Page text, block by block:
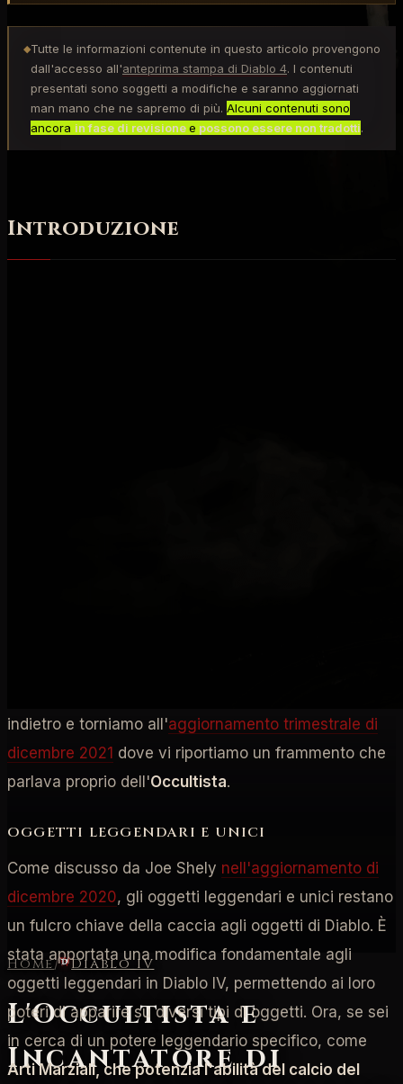
Home/ Diablo IV
L'Occultista e
Incantatore di
◆Tutte le informazioni contenute in questo articolo provengono
dall'accesso all'anteprima stampa di Diablo 4. I contenuti
presentati sono soggetti a modifiche e saranno aggiornati
man mano che ne sapremo di più. Alcuni contenuti sono
ancora in fase di revisionee possono essere non tradotti.
Introduzione
indietro e torniamo all'aggiornamento trimestrale di
dicembre 2021 dove vi riportiamo un frammento che
parlava proprio dell'Occultista.
OGGETTI LEGGENDARI E UNICI
Come discusso da Joe Shely nell'aggiornamento di
dicembre 2020, gli oggetti leggendari e unici restano
un fulcro chiave della caccia agli oggetti di Diablo. È
stata apportata una modifica fondamentale agli
oggetti leggendari in Diablo IV, permettendo ai loro
poteri di apparire su diversi tipi di oggetti. Ora, se sei
in cerca di un potere leggendario specifico, come
Arti Marziali, che potenzia l'abilità del calcio del